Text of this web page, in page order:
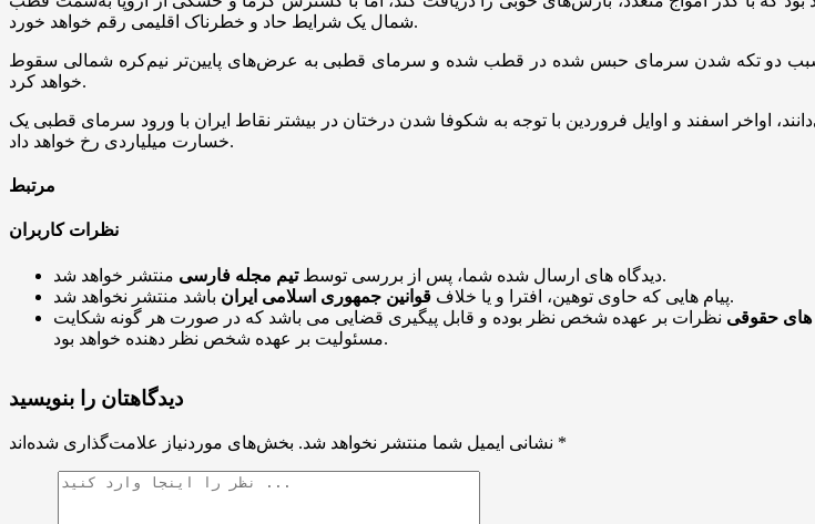
شمال یک شرایط حاد و خطرناک اقلیمی رقم خواهد خورد.
دو تکه شدن سرمای حبس شده در قطب شده و سرمای قطبی به عرض‌های پایین‌تر نیم‌کره شمالی سقوط
خواهد کرد.
اواخر اسفند و اوایل فروردین با توجه به شکوفا شدن درختان در بیشتر نقاط ایران با ورود سرمای قطبی یک
خسارت میلیاردی رخ خواهد داد.
مرتبط
نظرات کاربران
دیدگاه های ارسال شده شما، پس از بررسی توسطتیم مجله فارسی
منتشر خواهد شد.
پیام هایی که حاوی توهین، افترا و یا خلاف قوانین جمهوری اسلامی ایران
باشد منتشر نخواهد شد.
های حقوقی نظرات بر عهده شخص نظر بوده و قابل پیگیری قضایی می باشد که در صورت هر گونه شکایت
مسئولیت بر عهده شخص نظر دهنده خواهد بود.
دیدگاهتان را بنویسید
نشانی ایمیل شما منتشر نخواهد شد. *